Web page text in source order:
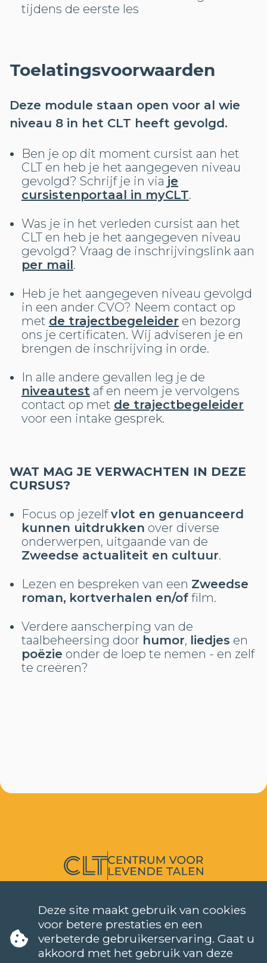
tijdens de eerste les
Toelatingsvoorwaarden
Deze module staan open voor al wie
niveau 8 in het CLT heeft gevolgd.
Ben je op dit moment cursist aan het
CLT en heb je het aangegeven niveau
gevolgd? Schrijf je in via je
cursistenportaal in myCLT.
Was je in het verleden cursist aan het
CLT en heb je het aangegeven niveau
gevolgd? Vraag de inschrijvingslink aan
per mail.
Heb je het aangegeven niveau gevolgd
in een ander CVO? Neem contact op
met de trajectbegeleider en bezorg
ons je certificaten. Wij adviseren je en
brengen de inschrijving in orde.
In alle andere gevallen leg je de
niveautest af en neem je vervolgens
contact op met de trajectbegeleider
voor een intake gesprek.
WAT MAG JE VERWACHTEN IN DEZE
CURSUS?
Focus op jezelfvlot en genuanceerd
kunnen uitdrukken over diverse
onderwerpen, uitgaande van de
Zweedse actualiteit en cultuur.
Lezen en bespreken van een Zweedse
roman, kortverhalen en/of film.
Verdere aanscherping van de
taalbeheersing door humor, liedjes en
poëzie onder de loep te nemen - en zelf
te creëren?
NEDERLANDS (NT2)
CONTACT
FAQ
Wanneer starten de lessen?
Deze site maakt gebruik van cookies
voor betere prestaties en een
verbeterde gebruikerservaring. Gaat u
akkoord met het gebruik van deze